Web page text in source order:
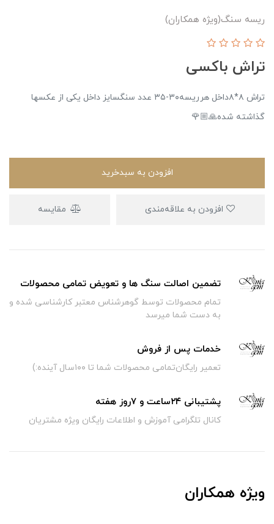
ریسه سنگ(ویژه همکاران)
تراش باکسی
تراش ۸*۸داخل هرریسه۳۰-۳۵ عدد سنگسایز داخل یکی از عکسها
گذاشته شده🙏🏼🌹
افزودن به سبدخرید
مقایسه
تضمین اصالت سنگ ها و تعویض تمامی محصولات
تمام محصولات توسط گوهرشناس معتبر کارشناسی شده و
به دست شما میرسد
خدمات پس از فروش
تعمیر رایگان‌تمامی محصولات شما تا ۱۰۰سال آینده:)
پشتیبانی ۲۴ساعت و ۷روز هفته
کانال تلگرامی آموزش و اطلاعات رایگان ویژه مشتریان
ویژه همکاران